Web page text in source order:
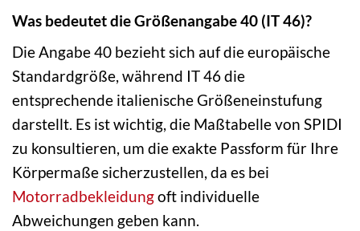
Was bedeutet die Größenangabe 40 (IT 46)?
Die Angabe 40 bezieht sich auf die europäische
Standardgröße, während IT 46 die
entsprechende italienische Größeneinstufung
darstellt. Es ist wichtig, die Maßtabelle von SPIDI
zu konsultieren, um die exakte Passform für Ihre
Körpermaße sicherzustellen, da es bei
Motorradbekleidungoft individuelle
Abweichungen geben kann.